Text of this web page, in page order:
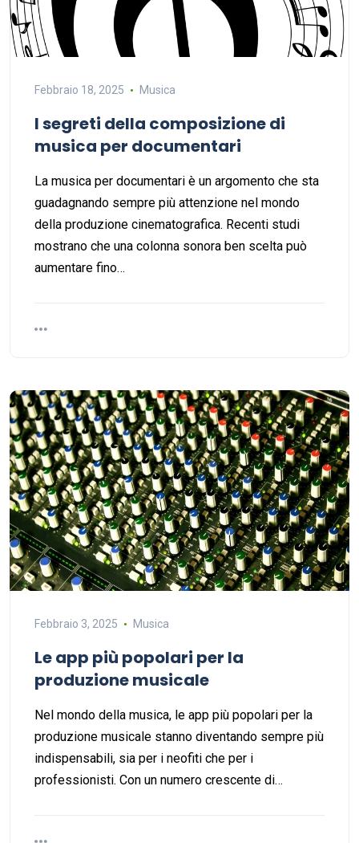
Febbraio 18, 2025 Musica
I segreti della composizione di
musica per documentari
La musica per documentari è un argomento che sta
guadagnando sempre più attenzione nel mondo
della produzione cinematografica. Recenti studi
mostrano che una colonna sonora ben scelta può
aumentare fino…
Febbraio 3, 2025 Musica
Le app più popolari per la
produzione musicale
Nel mondo della musica, le app più popolari per la
produzione musicale stanno diventando sempre più
indispensabili, sia per i neofiti che per i
professionisti. Con un numero crescente di…